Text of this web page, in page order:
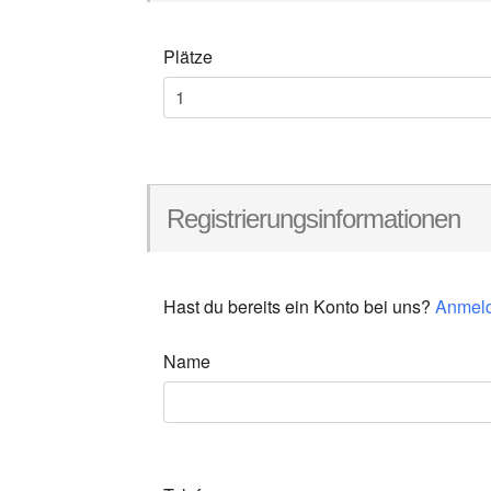
Plätze
Registrierungsinformationen
Hast du bereits ein Konto bei uns?
Name